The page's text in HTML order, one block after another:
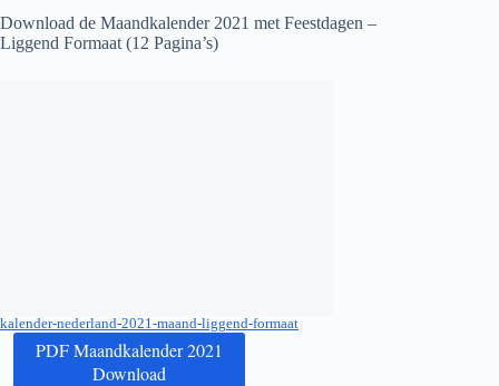
Download de Maandkalender 2021 met Feestdagen –
Liggend Formaat (12 Pagina’s)
kalender-nederland-2021-maand-liggend-formaat
PDF Maandkalender 2021
Download